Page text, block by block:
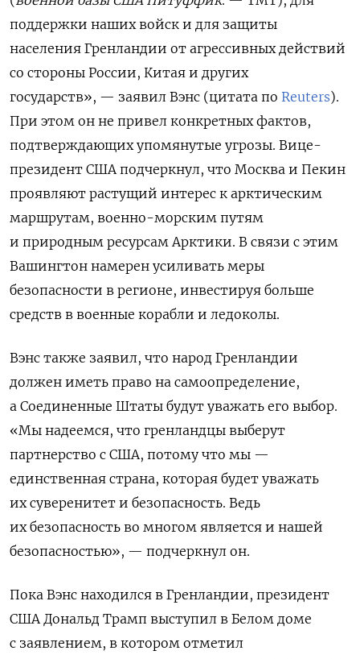
поддержки наших войск и для защиты
населения Гренландии от агрессивных действий
со стороны России, Китая и других
государств», — заявил Вэнс (цитата по Reuters).
При этом он не привел конкретных фактов,
подтверждающих упомянутые угрозы. Вице-
президент США подчеркнул, что Москва и Пекин
проявляют растущий интерес к арктическим
маршрутам, военно-морским путям
и природным ресурсам Арктики. В связи с этим
Вашингтон намерен усиливать меры
безопасности в регионе, инвестируя больше
средств в военные корабли и ледоколы.
Вэнс также заявил, что народ Гренландии
должен иметь право на самоопределение,
а Соединенные Штаты будут уважать его выбор.
«Мы надеемся, что гренландцы выберут
партнерство с США, потому что мы —
единственная страна, которая будет уважать
их суверенитет и безопасность. Ведь
их безопасность во многом является и нашей
безопасностью», — подчеркнул он.
Пока Вэнс находился в Гренландии, президент
США Дональд Трамп выступил в Белом доме
с заявлением, в котором отметил